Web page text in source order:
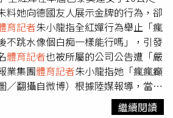
經很少在日本職棒中見到韓國球員的
都執教的棒球界人士表示，是因為
經和日本職棒有明顯的差距。而且今
「高打低投」的現象。雖然出現許多
但實際上打者水準並不高，只是投
今在韓國棒球聯盟登板的投手已經無
行列，尤其沒有好的後援投手，讓他
勝。另一方面，這位棒球界人士認為
料她向德國友人展示金牌的行為，卻
育記者朱小龍指全紅嬋行為舉止「瘋
不跳水像個白痴一樣能行嗎」，引發
體育記者也被所屬的公司公告遭「嚴
業集團體育記者朱小龍指她「瘋瘋癲
／翻攝自微博）根據陸媒報導，當中
影片後，紛紛到他的微博帳號「艾
瘋癲啦，全紅嬋是天真少女很可
繼續閱讀